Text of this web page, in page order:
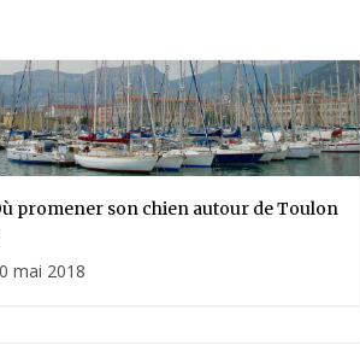
promener son chien autour de Toulon
mai 2018